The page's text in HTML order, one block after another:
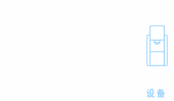
设备